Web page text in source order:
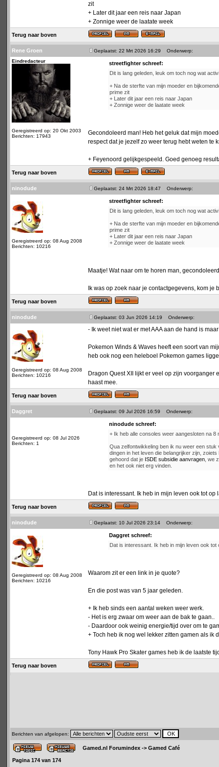
zit
+ Later dit jaar een reis naar Japan
+ Zonnige weer de laatate week
Terug naar boven
Rene Groen Geplaatst: 22 Mrt 2026 16:29
Onderwerp:
Eindredacteur
Geregistreerd op: 20 Okt 2003
Berichten: 17943
streetfighter schreef:
Dit is lang geleden, leuk om toch nog wat
+ Na de sterfte van mijn moeder en
prime zit
+ Later dit jaar een reis naar Japan
+ Zonnige weer de laatate week
Gecondoleerd man! Heb het geluk dat mijn
respect dat je jezelf zo weer terug hebt weten te
+ Feyenoord gelijkgespeeld. Goed genoeg
Terug naar boven
ninodude Geplaatst: 24 Mrt 2026 18:47 Onderwerp:
Geregistreerd op: 08 Aug 2008
Berichten: 10216
streetfighter schreef:
Dit is lang geleden, leuk om toch nog wat
+ Na de sterfte van mijn moeder en
prime zit
+ Later dit jaar een reis naar Japan
+ Zonnige weer de laatate week
Maatje! Wat naar om te horen man,
Ik was op zoek naar je contactgegevens, kom
Terug naar boven
ninodude Geplaatst: 03 Jun 2026 14:19 Onderwerp:
Geregistreerd op: 08 Aug 2008
Berichten: 10216
- Ik weet niet wat er met AAA aan de hand is
Pokemon Winds & Waves heeft een soort van
heb ook nog een heleboel Pokemon games
Dragon Quest XII lijkt er veel op zijn
haast mee.
Terug naar boven
Daggret Geplaatst: 09 Jul 2026 16:59 Onderwerp:
Geregistreerd op: 08 Jul 2026
Berichten: 1
ninodude schreef:
+ Ik heb alle consoles weer aangesloten na 8
Qua zelfontwikkeling ben ik nu weer een
dingen in het leven die belangrijker zijn,
gehoord dat je ISDE subsidie aanvragen , we
en het ook niet erg vinden.
Dat is interessant. Ik heb in mijn leven ook tot
Terug naar boven
ninodude Geplaatst: 10 Jul 2026 23:14 Onderwerp:
Geregistreerd op: 08 Aug 2008
Berichten: 10216
Daggret schreef:
Dat is interessant. Ik heb in mijn leven ook
Waarom zit er een link in je quote?
En die post was van 5 jaar geleden.
+ Ik heb sinds een aantal weken weer werk.
- Het is erg zwaar om weer aan de bak te gaan..
- Daardoor ook weinig energie/tijd over om te
+ Toch heb ik nog wel lekker zitten gamen als ik
Tony Hawk Pro Skater games heb ik de laatste
Terug naar boven
Berichten van afgelopen:
Gamed.nl Forumindex -> Gamed Café
Pagina 174 van 174